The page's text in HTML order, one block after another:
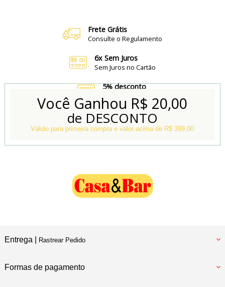
Frete Grátis
Consulte o Regulamento
6x Sem Juros
Sem Juros no Cartão
5% desconto
no Boleto e Pix
Conheça também
Nossa Loja Física
Você Ganhou R$ 20,00
de DESCONTO
Válido para primeira compra e valor acima de R$ 399,00
Entrega | Rastrear Pedido
Formas de pagamento